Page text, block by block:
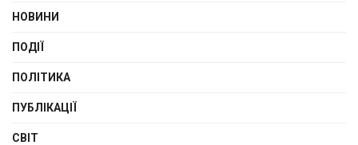
НОВИНИ
ПОДІЇ
ПОЛІТИКА
ПУБЛІКАЦІЇ
СВІТ